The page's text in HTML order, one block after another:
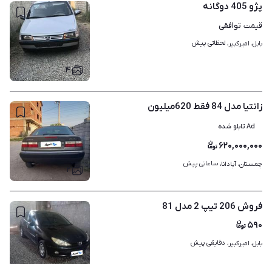
۴
پژو 405 دوگانه
قیمت توافقی
بابل، امیرکبیر، لحظاتی پیش
۲
زانتیا مدل 84 فقط 620میلیون
Ad تابلو شده
۶۲۰,۰۰۰,۰۰۰
چمستان، آپادانا، ساعاتی پیش
فروش 206 تیپ 2 مدل 81
۵۹۰
بابل، امیرکبیر، دقایقی پیش